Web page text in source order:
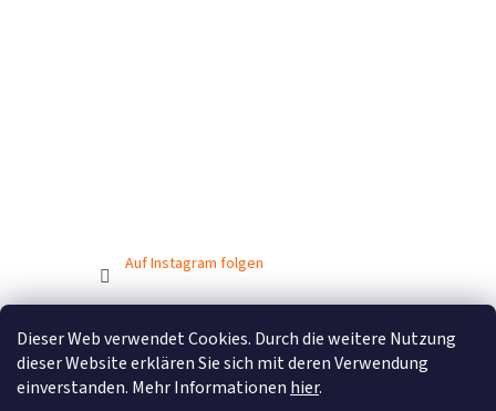
Dieser Web verwendet Cookies. Durch die weitere Nutzung
dieser Website erklären Sie sich mit deren Verwendung
einverstanden. Mehr Informationen hier.
Auf Instagram folgen
Erstellt von Shoptet